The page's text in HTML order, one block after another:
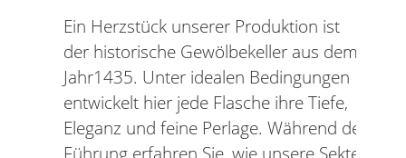
Ein Herzstück unserer Produktion ist
der historische Gewölbekeller aus dem
Jahr1435. Unter idealen Bedingungen
entwickelt hier jede Flasche ihre Tiefe,
Eleganz und feine Perlage. Während der